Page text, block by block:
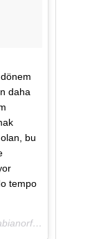
daha
bu
tempo
Uma publicação partilhada por @fabianorfreitas a